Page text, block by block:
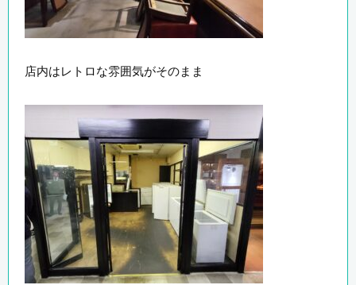
店内はレトロな雰囲気がそのまま